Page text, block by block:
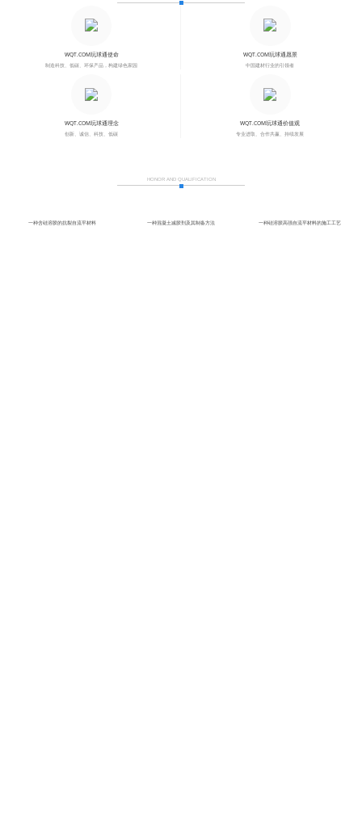
WQT.COM玩球通使命
制造科技、低碳、环保产品，构建绿色家园
WQT.COM玩球通愿景
中国建材行业的引领者
WQT.COM玩球通理念
创新、诚信、科技、低碳
WQT.COM玩球通价值观
专业进取、合作共赢、持续发展
HONOR AND QUALIFICATION
一种含硅溶胶的抗裂自流平材料 一种混凝土减胶剂及其制备方法 一种硅溶胶高强自流平材料的施工工艺